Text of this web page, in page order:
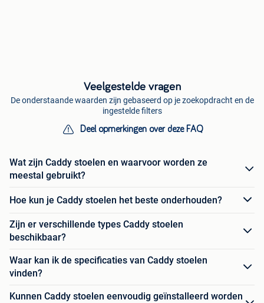
Veelgestelde vragen
De onderstaande waarden zijn gebaseerd op je zoekopdracht en de
ingestelde filters
Deel opmerkingen over deze FAQ
Wat zijn Caddy stoelen en waarvoor worden ze
meestal gebruikt?
Hoe kun je Caddy stoelen het beste onderhouden?
Zijn er verschillende types Caddy stoelen
beschikbaar?
Waar kan ik de specificaties van Caddy stoelen
vinden?
Kunnen Caddy stoelen eenvoudig geïnstalleerd worden